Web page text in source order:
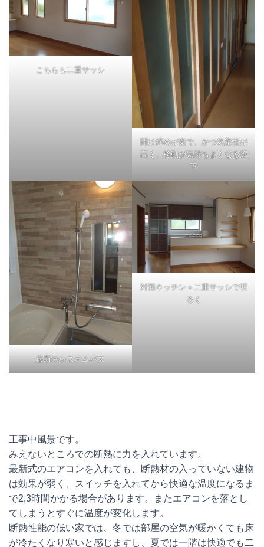
こちらも二重サッシ
開け締めが楽で、かつ気密性が
高く、移動が気持ちよくなる廊
下
最新のシステムバス
対面キッチン＋二重サッシで明
るく
工事中風景です。
みえないところでの断熱に力を入れています。
最新式のエアコンを入れても、断熱材の入っていない建物
は効果が弱く、スイッチを入れてから快適な温度になるま
で2,3時間かかる場合があります。またエアコンを落とし
てしまうとすぐに温度が変化します。
断熱性能の低い家では、冬では部屋の空気が暖かくても床
が冷たくなり寒いと感じますし、夏では一階は快適でも二